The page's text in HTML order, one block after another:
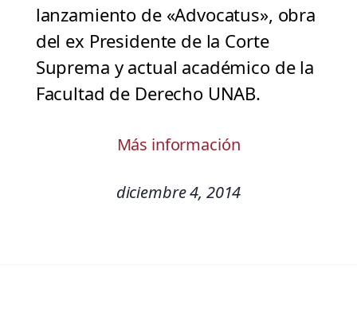
lanzamiento de «Advocatus», obra
del ex Presidente de la Corte
Suprema y actual académico de la
Facultad de Derecho UNAB.
Más información
diciembre 4, 2014